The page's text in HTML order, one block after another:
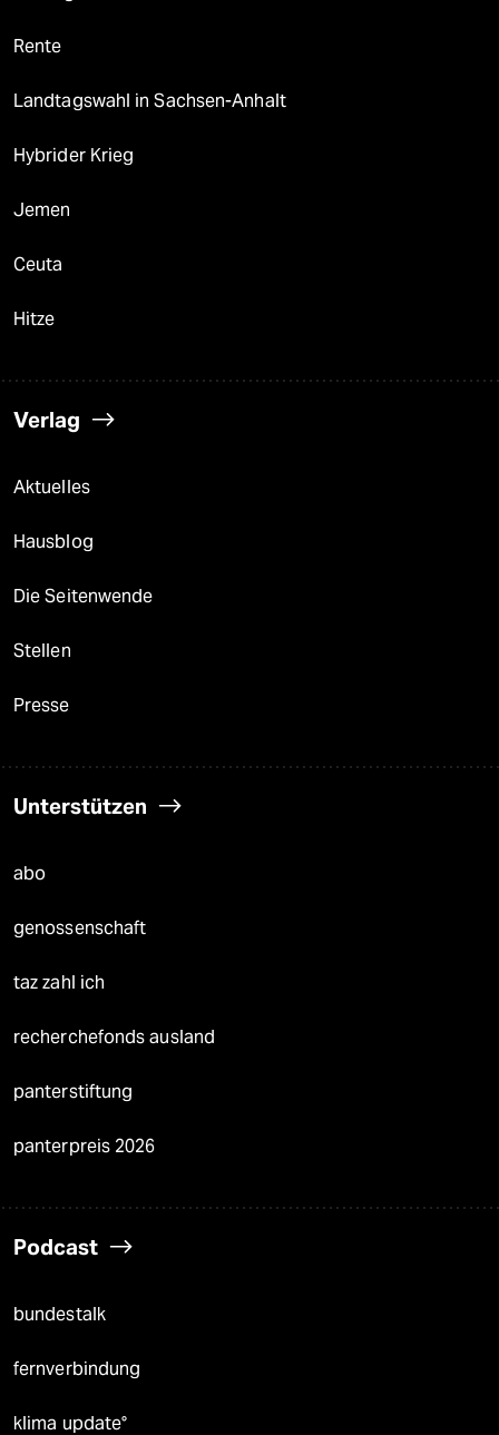
Rente
Landtagswahl in Sachsen-Anhalt
Hybrider Krieg
Jemen
Ceuta
Hitze
Verlag
Aktuelles
Hausblog
Die Seitenwende
Stellen
Presse
Unterstützen
abo
genossenschaft
taz zahl ich
recherchefonds ausland
panterstiftung
panterpreis 2026
Podcast
bundestalk
fernverbindung
klima update°